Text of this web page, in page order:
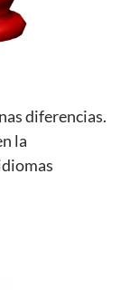
diferencias.
la